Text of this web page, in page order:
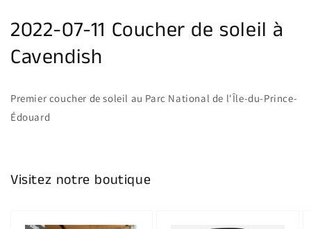
2022-07-11 Coucher de soleil à
Cavendish
Premier coucher de soleil au Parc National de l'Île-du-Prince-
Édouard
Visitez notre boutique